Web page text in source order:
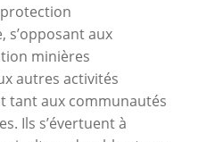
s’opposant aux
minières
autres activités
tant aux communautés
Ils s’évertuent à